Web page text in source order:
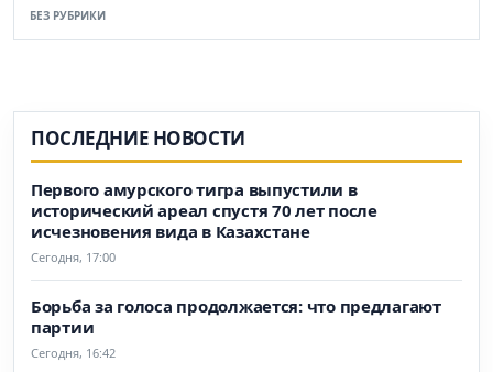
БЕЗ РУБРИКИ
ПОСЛЕДНИЕ НОВОСТИ
Первого амурского тигра выпустили в
исторический ареал спустя 70 лет после
исчезновения вида в Казахстане
Сегодня, 17:00
Борьба за голоса продолжается: что предлагают
партии
Сегодня, 16:42